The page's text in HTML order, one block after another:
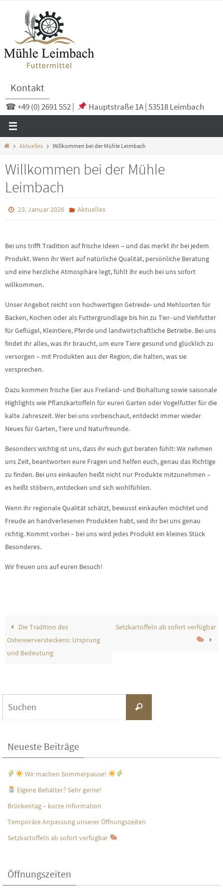
springen
Kontakt
☎ +49 (0) 2691 552 | Hauptstraße 1A | 53518 Leimbach
StartAktuelles Willkommen bei der Mühle Leimbach
Willkommen bei der Mühle
Leimbach
23. Januar 2026 Aktuelles
Bei uns trifft Tradition auf frische Ideen – und das merkt ihr bei jedem
Produkt. Wenn ihr Wert auf natürliche Qualität, persönliche Beratung
und eine herzliche Atmosphäre legt, fühlt ihr euch bei uns sofort
willkommen.
Unser Angebot reicht von hochwertigen Getreide- und Mehlsorten für
Backen, Kochen oder als Futtergrundlage bis hin zu Tier- und Viehfutter
für Geflügel, Kleintiere, Pferde und landwirtschaftliche Betriebe. Bei uns
findet ihr alles, was ihr braucht, um eure Tiere gesund und glücklich zu
versorgen – mit Produkten aus der Region, die halten, was sie
versprechen.
Dazu kommen frische Eier aus Freiland- und Biohaltung sowie saisonale
Highlights wie Pflanzkartoffeln für euren Garten oder Vogelfutter für die
kalte Jahreszeit. Wer bei uns vorbeischaut, entdeckt immer wieder
Neues für Garten, Tiere und Naturfreunde.
Besonders wichtig ist uns, dass ihr euch gut beraten fühlt: Wir nehmen
uns Zeit, beantworten eure Fragen und helfen euch, genau das Richtige
zu finden. Bei uns einkaufen heißt nicht nur Produkte mitzunehmen –
es heißt stöbern, entdecken und sich wohlfühlen.
Wenn ihr regionale Qualität schätzt, bewusst einkaufen möchtet und
Freude an handverlesenen Produkten habt, seid ihr bei uns genau
richtig. Kommt vorbei – bei uns wird jedes Produkt ein kleines Stück
Besonderes.
Wir freuen uns auf euren Besuch!
Die Tradition des
Ostereierversteckens: Ursprung
und Bedeutung
Setzkartoffeln ab sofort verfügbar
Suchen
Neueste Beiträge
Wir machen Sommerpause!
Eigene Behälter? Sehr gerne!
Brückentag – kurze Information
Temporäre Anpassung unserer Öffnungszeiten
Setzkartoffeln ab sofort verfügbar
Öffnungszeiten